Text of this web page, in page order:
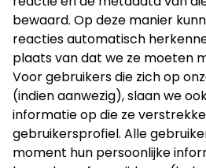
bewaard. Op deze manier
reacties automatisch
plaats van dat we ze moeten
Voor gebruikers die zich op
(indien aanwezig), slaan we
informatie op die ze
gebruikersprofiel. Alle
moment hun persoonlijke